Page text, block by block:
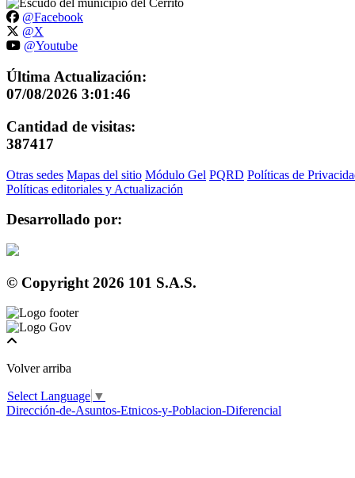
@Facebook
@X
@Youtube
Última Actualización:
07/08/2026 3:01:46
Cantidad de visitas:
387417
Otras sedes Mapas del sitio Módulo Gel PQRD Políticas de
Políticas editoriales y Actualización
Desarrollado por:
© Copyright 2026 101 S.A.S.
Volver arriba
Select Language ▼
Dirección-de-Asuntos-Etnicos-y-Poblacion-Diferencial